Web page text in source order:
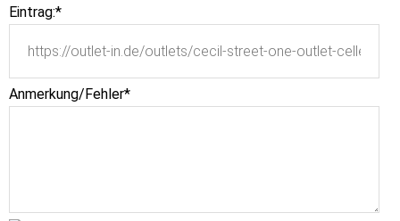
Eintrag:*
Anmerkung/Fehler*